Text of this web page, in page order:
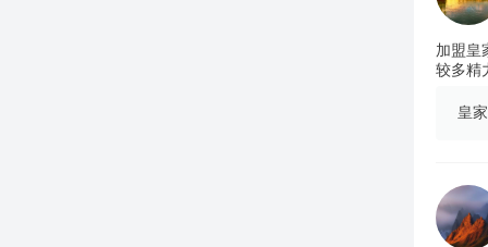
加盟皇
较多精
皇